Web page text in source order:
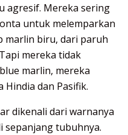
agresif. Mereka sering
untuk melemparkan
marlin biru, dari paruh
mereka tidak
marlin, mereka
Hindia dan Pasifik.
dikenali dari warnanya
sepanjang tubuhnya.